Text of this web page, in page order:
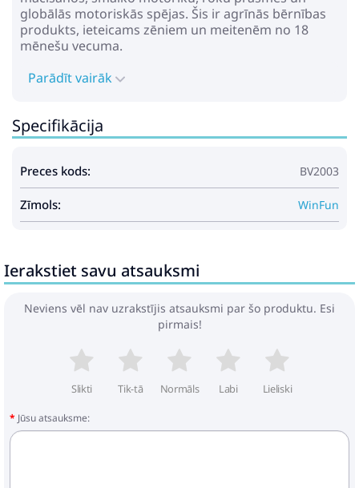
globālās motoriskās spējas. Šis ir agrīnās bērnības
produkts, ieteicams zēniem un meitenēm no 18
mēnešu vecuma.
Parādīt vairāk
Specifikācija
Preces kods: BV2003
Zīmols: WinFun
Ierakstiet savu atsauksmi
Neviens vēl nav uzrakstījis atsauksmi par šo produktu. Esi
pirmais!
Slikti Tik-tā Normāls Labi Lieliski
Jūsu atsauksme: